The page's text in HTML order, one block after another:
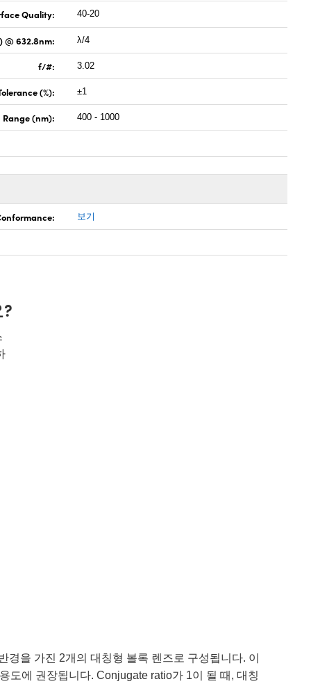
Quality: 40-20
@ 632.8nm: λ/4
f/#: 3.02
(%): ±1
(nm): 400 - 1000
보기
을 가진 2개의 대칭형 볼록 렌즈로 구성됩니다. 이
도에 권장됩니다. Conjugate ratio가 1이 될 때, 대칭